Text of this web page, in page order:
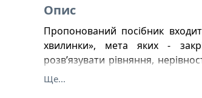
Опис
Пропонований посібник
хвилинки», мета яких -
розв’язувати рівняння,
картки з вправами та
Ще...